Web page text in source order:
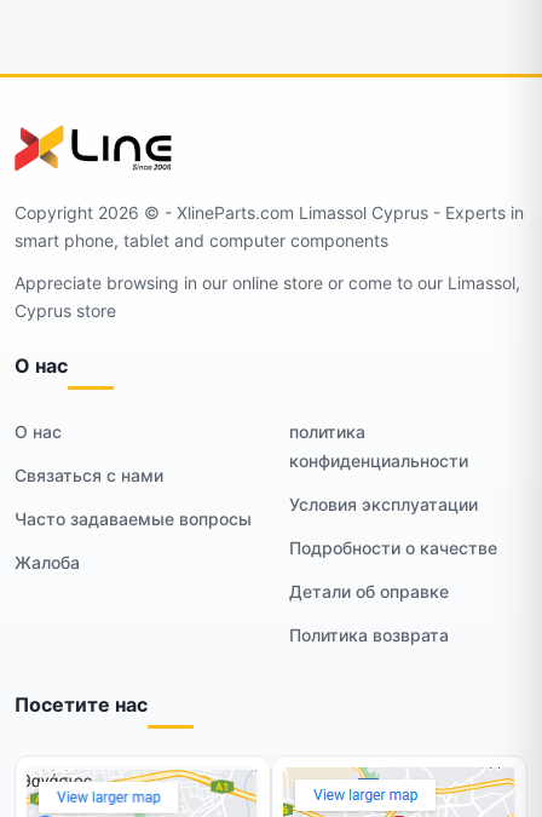
Copyright 2026 ©️ - XlineParts.com Limassol Cyprus - Experts in
smart phone, tablet and computer components
Appreciate browsing in our online store or come to our Limassol,
Cyprus store
О нас
О нас
Связаться с нами
Часто задаваемые вопросы
Жалоба
политика
конфиденциальности
Условия эксплуатации
Подробности о качестве
Детали об оправке
Политика возврата
Посетите нас